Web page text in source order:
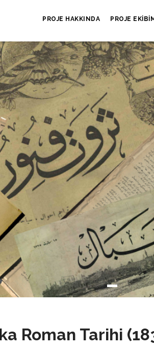
PROJE HAKKINDA PROJE
Roman Tarihi